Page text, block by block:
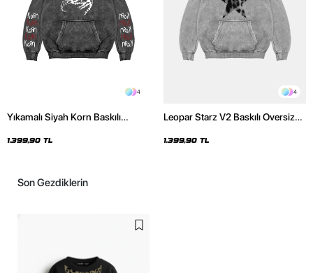
4
Yıkamalı Siyah Korn Baskılı
1.399,90 TL
4
Leopar Starz V2 Baskılı Oversize
Hoodie
1.399,90 TL
Son Gezdiklerin